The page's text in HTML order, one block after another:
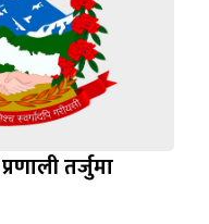
तर्जुमा